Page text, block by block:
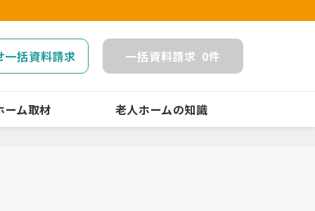
一括資料請求 一括資料請求 0件
ーム取材 老人ホームの知識